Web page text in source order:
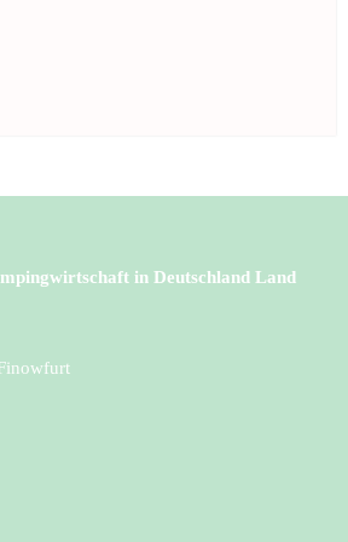
in Deutschland Land